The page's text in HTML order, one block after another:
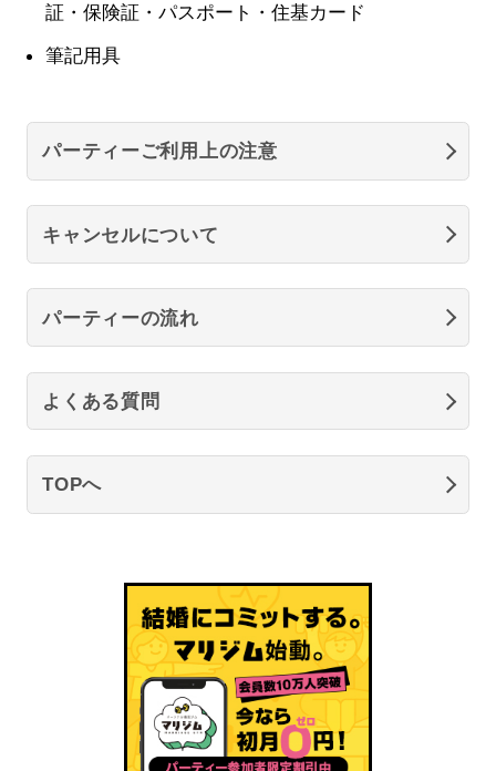
証・保険証・パスポート・住基カード
筆記用具
パーティーご利用上の注意
キャンセルについて
パーティーの流れ
よくある質問
TOPへ